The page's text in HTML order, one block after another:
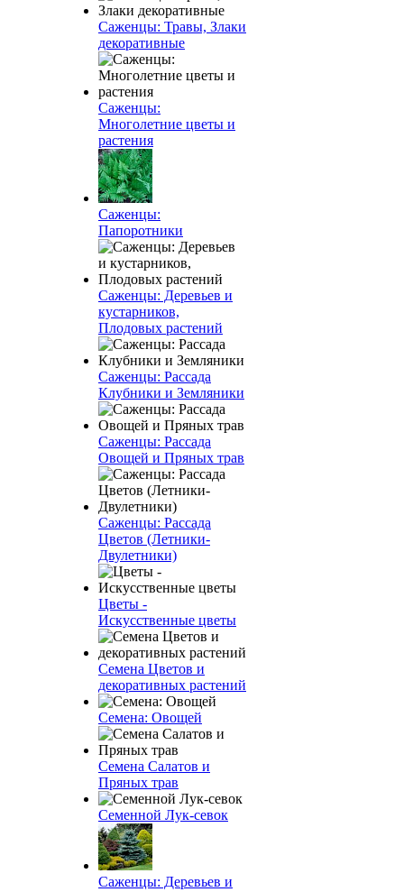
Саженцы: Травы, Злаки
декоративные
Саженцы:
Многолетние цветы и
растения
Саженцы:
Папоротники
Саженцы: Деревьев и
кустарников,
Плодовых растений
Саженцы: Рассада
Клубники и Земляники
Саженцы: Рассада
Овощей и Пряных трав
Саженцы: Рассада
Цветов (Летники-
Двулетники)
Цветы -
Искусственные цветы
Семена Цветов и
декоративных растений
Семена: Овощей
Семена Салатов и
Пряных трав
Семенной Лук-севок
Саженцы: Деревьев и